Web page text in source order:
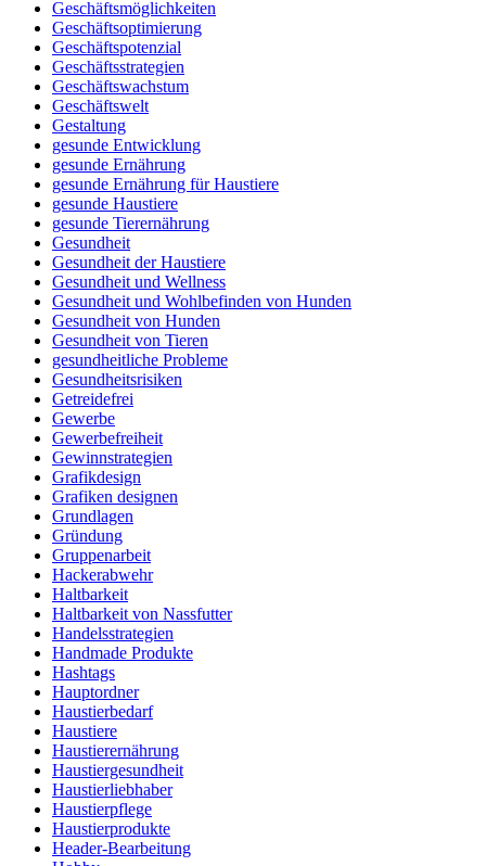
Geschäftsmöglichkeiten
Geschäftsoptimierung
Geschäftspotenzial
Geschäftsstrategien
Geschäftswachstum
Geschäftswelt
Gestaltung
gesunde Entwicklung
gesunde Ernährung
gesunde Ernährung für Haustiere
gesunde Haustiere
gesunde Tierernährung
Gesundheit
Gesundheit der Haustiere
Gesundheit und Wellness
Gesundheit und Wohlbefinden von Hunden
Gesundheit von Hunden
Gesundheit von Tieren
gesundheitliche Probleme
Gesundheitsrisiken
Getreidefrei
Gewerbe
Gewerbefreiheit
Gewinnstrategien
Grafikdesign
Grafiken designen
Grundlagen
Gründung
Gruppenarbeit
Hackerabwehr
Haltbarkeit
Haltbarkeit von Nassfutter
Handelsstrategien
Handmade Produkte
Hashtags
Hauptordner
Haustierbedarf
Haustiere
Haustierernährung
Haustiergesundheit
Haustierliebhaber
Haustierpflege
Haustierprodukte
Header-Bearbeitung